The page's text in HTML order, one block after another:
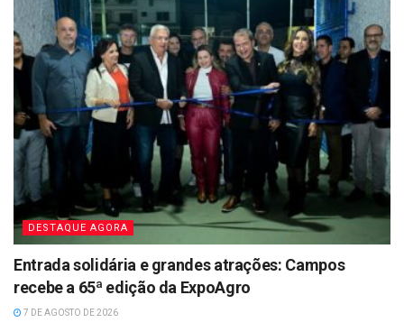
DESTAQUE AGORA
Entrada solidária e grandes atrações: Campos
recebe a 65ª edição da ExpoAgro
7 DE AGOSTO DE 2026